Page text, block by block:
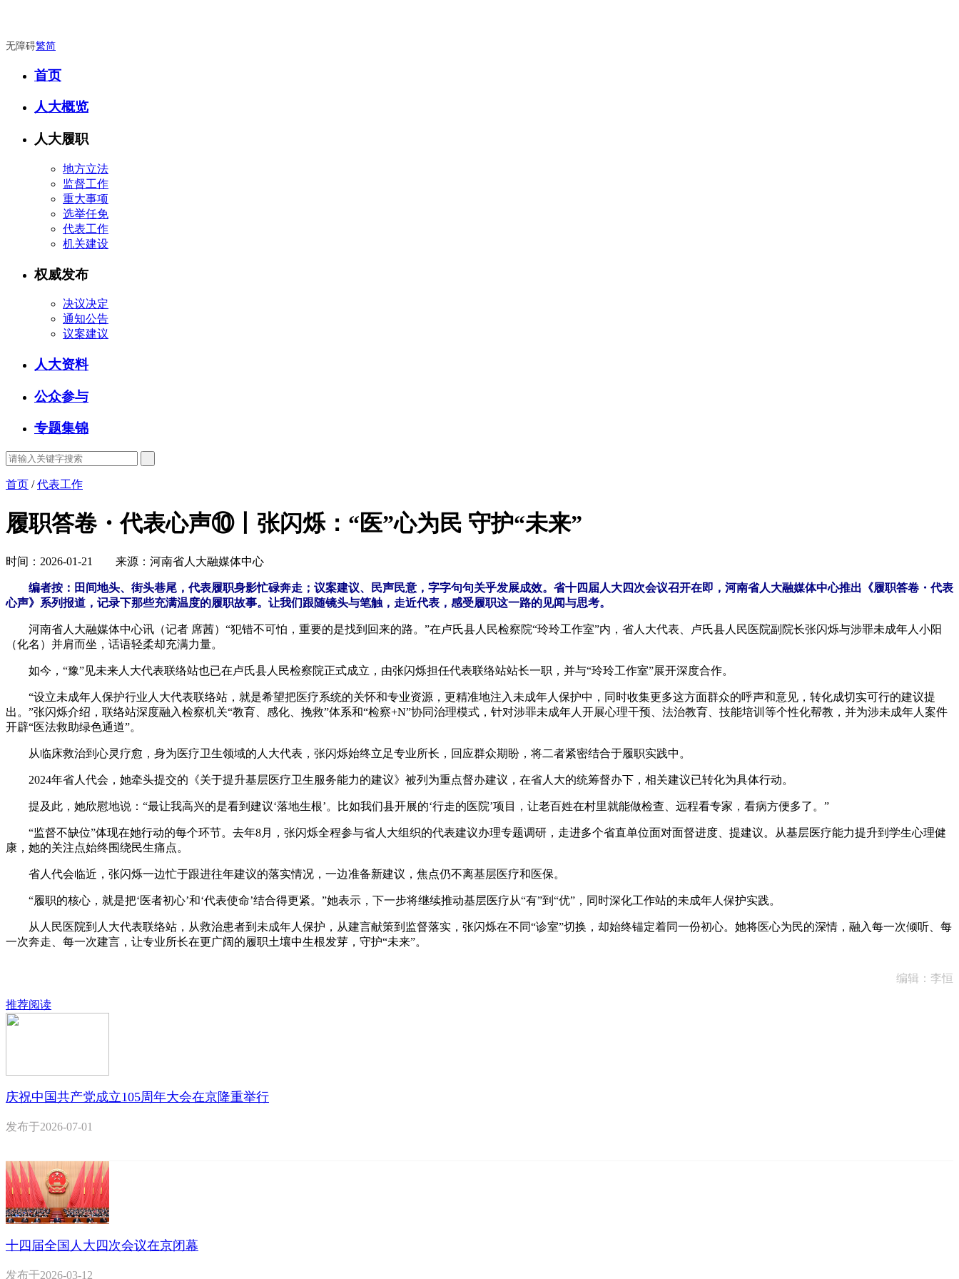
无障碍繁简
首页
人大概览
人大履职
地方立法
监督工作
重大事项
选举任免
代表工作
机关建设
权威发布
决议决定
通知公告
议案建议
人大资料
公众参与
专题集锦
首页 /代表工作
履职答卷・代表心声⑩丨张闪烁：“医”心为民 守护“未来”
时间：2026-01-21 来源：河南省人大融媒体中心
编者按：田间地头、街头巷尾，代表履职身影忙碌奔走；议案建议、民声民意，字字句句关乎发展成效。省十四届人大四次会议召开在即，河南省人大融媒体中心推出《履职答卷・代表
心声》系列报道，记录下那些充满温度的履职故事。让我们跟随镜头与笔触，走近代表，感受履职这一路的见闻与思考。
河南省人大融媒体中心讯（记者 席茜）“犯错不可怕，重要的是找到回来的路。”在卢氏县人民检察院“玲玲工作室”内，省人大代表、卢氏县人民医院副院长张闪烁与涉罪未成年人小阳
（化名）并肩而坐，话语轻柔却充满力量。
如今，“豫”见未来人大代表联络站也已在卢氏县人民检察院正式成立，由张闪烁担任代表联络站站长一职，并与“玲玲工作室”展开深度合作。
“设立未成年人保护行业人大代表联络站，就是希望把医疗系统的关怀和专业资源，更精准地注入未成年人保护中，同时收集更多这方面群众的呼声和意见，转化成切实可行的建议提
出。”张闪烁介绍，联络站深度融入检察机关“教育、感化、挽救”体系和“检察+N”协同治理模式，针对涉罪未成年人开展心理干预、法治教育、技能培训等个性化帮教，并为涉未成年人案件
开辟“医法救助绿色通道”。
从临床救治到心灵疗愈，身为医疗卫生领域的人大代表，张闪烁始终立足专业所长，回应群众期盼，将二者紧密结合于履职实践中。
2024年省人代会，她牵头提交的《关于提升基层医疗卫生服务能力的建议》被列为重点督办建议，在省人大的统筹督办下，相关建议已转化为具体行动。
提及此，她欣慰地说：“最让我高兴的是看到建议‘落地生根’。比如我们县开展的‘行走的医院’项目，让老百姓在村里就能做检查、远程看专家，看病方便多了。”
“监督不缺位”体现在她行动的每个环节。去年8月，张闪烁全程参与省人大组织的代表建议办理专题调研，走进多个省直单位面对面督进度、提建议。从基层医疗能力提升到学生心理健
康，她的关注点始终围绕民生痛点。
省人代会临近，张闪烁一边忙于跟进往年建议的落实情况，一边准备新建议，焦点仍不离基层医疗和医保。
“履职的核心，就是把‘医者初心’和‘代表使命’结合得更紧。”她表示，下一步将继续推动基层医疗从“有”到“优”，同时深化工作站的未成年人保护实践。
从人民医院到人大代表联络站，从救治患者到未成年人保护，从建言献策到监督落实，张闪烁在不同“诊室”切换，却始终锚定着同一份初心。她将医心为民的深情，融入每一次倾听、每
一次奔走、每一次建言，让专业所长在更广阔的履职土壤中生根发芽，守护“未来”。
编辑：李恒
推荐阅读
庆祝中国共产党成立105周年大会在京隆重举行
发布于2026-07-01
十四届全国人大四次会议在京闭幕
发布于2026-03-12